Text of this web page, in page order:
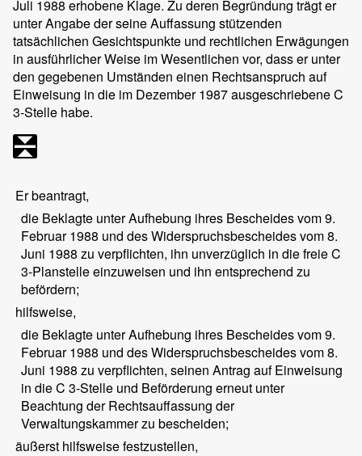
Juli 1988 erhobene Klage. Zu deren Begründung trägt er
unter Angabe der seine Auffassung stützenden
tatsächlichen Gesichtspunkte und rechtlichen Erwägungen
in ausführlicher Weise im Wesentlichen vor, dass er unter
den gegebenen Umständen einen Rechtsanspruch auf
Einweisung in die im Dezember 1987 ausgeschriebene C
3-Stelle habe.
Er beantragt,
die Beklagte unter Aufhebung ihres Bescheides vom 9.
Februar 1988 und des Widerspruchsbescheides vom 8.
Juni 1988 zu verpflichten, ihn unverzüglich in die freie C
3-Planstelle einzuweisen und ihn entsprechend zu
befördern;
hilfsweise,
die Beklagte unter Aufhebung ihres Bescheides vom 9.
Februar 1988 und des Widerspruchsbescheides vom 8.
Juni 1988 zu verpflichten, seinen Antrag auf Einweisung
in die C 3-Stelle und Beförderung erneut unter
Beachtung der Rechtsauffassung der
Verwaltungskammer zu bescheiden;
äußerst hilfsweise festzustellen,